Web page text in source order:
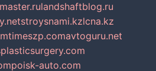
landshaftblog.ru
stroysnami.kzlcna.kz
timeszp.comavtoguru.net
poisk-auto.com